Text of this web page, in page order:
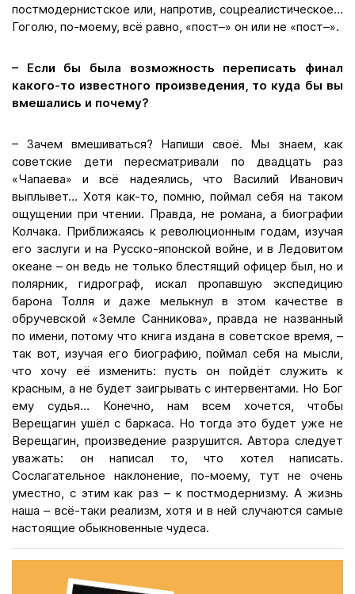
постмодернистское или, напротив, соцреалистическое…
Гоголю, по-моему, всё равно, «пост–» он или не «пост–».
– Если бы была возможность переписать финал
какого-то известного произведения, то куда бы вы
вмешались и почему?
– Зачем вмешиваться? Напиши своё. Мы знаем, как
советские дети пересматривали по двадцать раз
«Чапаева» и всё надеялись, что Василий Иванович
выплывет… Хотя как-то, помню, поймал себя на таком
ощущении при чтении. Правда, не романа, а биографии
Колчака. Приближаясь к революционным годам, изучая
его заслуги и на Русско-японской войне, и в Ледовитом
океане – он ведь не только блестящий офицер был, но и
полярник, гидрограф, искал пропавшую экспедицию
барона Толля и даже мелькнул в этом качестве в
обручевской «Земле Санникова», правда не названный
по имени, потому что книга издана в советское время, –
так вот, изучая его биографию, поймал себя на мысли,
что хочу её изменить: пусть он пойдёт служить к
красным, а не будет заигрывать с интервентами. Но Бог
ему судья… Конечно, нам всем хочется, чтобы
Верещагин ушёл с баркаса. Но тогда это будет уже не
Верещагин, произведение разрушится. Автора следует
уважать: он написал то, что хотел написать.
Сослагательное наклонение, по-моему, тут не очень
уместно, с этим как раз – к постмодернизму. А жизнь
наша – всё-таки реализм, хотя и в ней случаются самые
настоящие обыкновенные чудеса.